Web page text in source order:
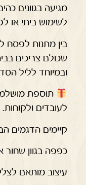
מגיעה בגוונים
לשימוש ביתי או
בין מתנות לפסח
שכולם צריכים
ובמיוחד לליל
תוספת
לעובדים ולקוחות.
קיימים הדגמים
כפפה בגוון שחור
עיצוב מותאם